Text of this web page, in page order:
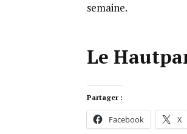
semaine.
Le
Partager :
Facebook X